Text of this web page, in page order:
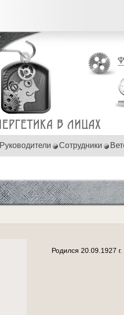
Руководители Сотрудники
Родился 20.09.1927